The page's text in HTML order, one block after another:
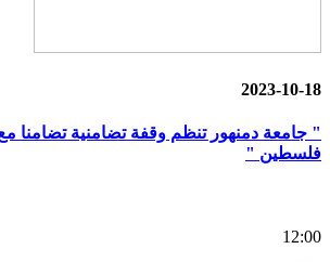
2023-10-18
" جامعة دمنهور تنظم وقفة تضامنية تضامنا
فلسطين "
12:00